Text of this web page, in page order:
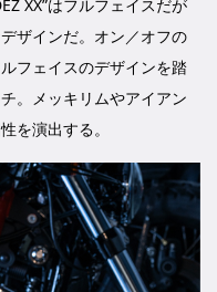
XX”はフルフェイスだが
ザインだ。オン／オフの
フェイスのデザインを踏
。メッキリムやアイアン
を演出する。